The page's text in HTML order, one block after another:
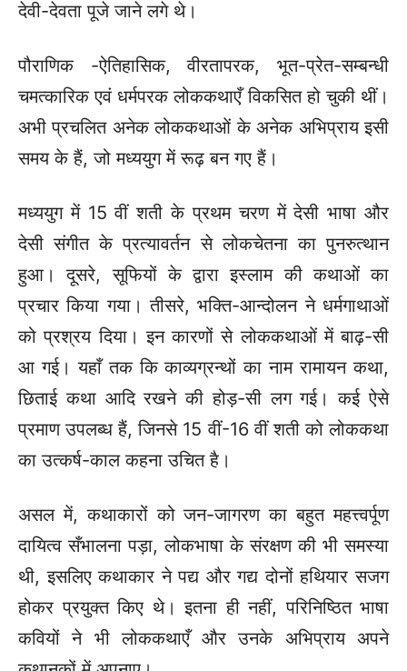
देवी-देवता पूजे जाने लगे थे।
पौराणिक -ऐतिहासिक, वीरतापरक, भूत-प्रेत-सम्बन्धी
चमत्कारिक एवं धर्मपरक लोककथाएँ विकसित हो चुकी थीं।
अभी प्रचलित अनेक लोककथाओं के अनेक अभिप्राय इसी
समय के हैं, जो मध्ययुग में रूढ़ बन गए हैं।
मध्ययुग में 15 वीं शती के प्रथम चरण में देसी भाषा और
देसी संगीत के प्रत्यावर्तन से लोकचेतना का पुनरुत्थान
हुआ। दूसरे, सूफियों के द्वारा इस्लाम की कथाओं का
प्रचार किया गया। तीसरे, भक्ति-आन्दोलन ने धर्मगाथाओं
को प्रश्रय दिया। इन कारणों से लोककथाओं में बाढ़-सी
आ गई। यहाँ तक कि काव्यग्रन्थों का नाम रामायन कथा,
छिताई कथा आदि रखने की होड़-सी लग गई। कई ऐसे
प्रमाण उपलब्ध हैं, जिनसे 15 वीं-16 वीं शती को लोककथा
का उत्कर्ष-काल कहना उचित है।
असल में, कथाकारों को जन-जागरण का बहुत महत्त्वर्पूण
दायित्व सँभालना पड़ा, लोकभाषा के संरक्षण की भी समस्या
थी, इसलिए कथाकार ने पद्य और गद्य दोनों हथियार सजग
होकर प्रयुक्त किए थे। इतना ही नहीं, परिनिष्ठित भाषा
कवियों ने भी लोककथाएँ और उनके अभिप्राय अपने